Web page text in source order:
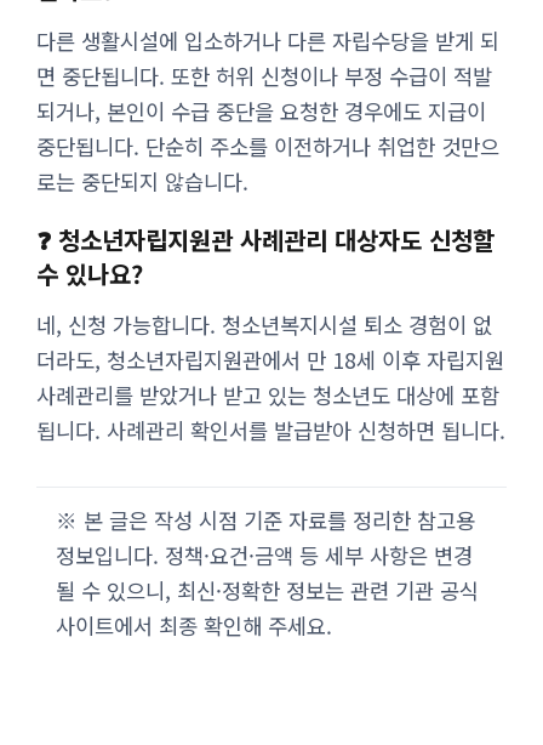
다른 생활시설에 입소하거나 다른 자립수당을 받게 되
면 중단됩니다. 또한 허위 신청이나 부정 수급이 적발
되거나, 본인이 수급 중단을 요청한 경우에도 지급이
중단됩니다. 단순히 주소를 이전하거나 취업한 것만으
로는 중단되지 않습니다.
❓ 청소년자립지원관 사례관리 대상자도 신청할
수 있나요?
네, 신청 가능합니다. 청소년복지시설 퇴소 경험이 없
더라도, 청소년자립지원관에서 만 18세 이후 자립지원
사례관리를 받았거나 받고 있는 청소년도 대상에 포함
됩니다. 사례관리 확인서를 발급받아 신청하면 됩니다.
※ 본 글은 작성 시점 기준 자료를 정리한 참고용
정보입니다. 정책·요건·금액 등 세부 사항은 변경
될 수 있으니, 최신·정확한 정보는 관련 기관 공식
사이트에서 최종 확인해 주세요.